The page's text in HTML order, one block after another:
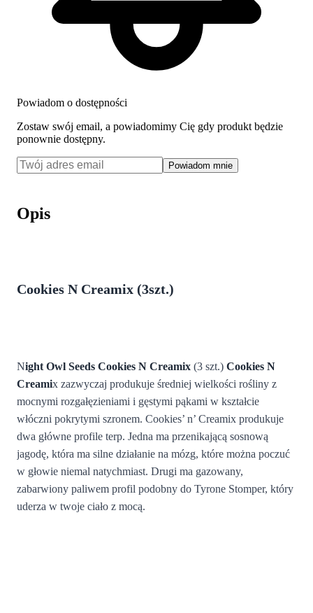
Powiadom o dostępności
Zostaw swój email, a powiadomimy Cię gdy produkt będzie
ponownie dostępny.
Powiadom mnie
Opis
Cookies N Creamix (3szt.)
Night Owl Seeds Cookies N Creamix (3 szt.) Cookies N
Creamix zazwyczaj produkuje średniej wielkości rośliny z
mocnymi rozgałęzieniami i gęstymi pąkami w kształcie
włóczni pokrytymi szronem. Cookies’ n’ Creamix produkuje
dwa główne profile terp. Jedna ma przenikającą sosnową
jagodę, która ma silne działanie na mózg, które można poczuć
w głowie niemal natychmiast. Drugi ma gazowany,
zabarwiony paliwem profil podobny do Tyrone Stomper, który
uderza w twoje ciało z mocą.